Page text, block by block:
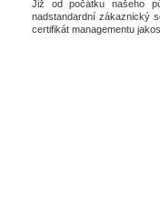
Již od počátku našeho
nadstandardní zákaznický
certifikát managementu